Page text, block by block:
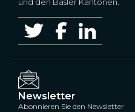
Newsletter
Abonnieren Sie den Newsletter